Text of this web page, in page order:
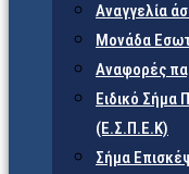
Αναγγελία
Μονάδα
Αναφορές
Ειδικό Σήμα
(Ε.Σ.Π.Ε.Κ)
Σήμα